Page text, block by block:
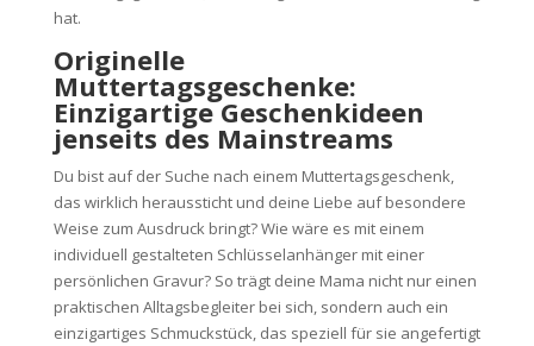
hat.
Originelle
Muttertagsgeschenke:
Einzigartige Geschenkideen
jenseits des Mainstreams
Du bist auf der Suche nach einem Muttertagsgeschenk,
das wirklich heraussticht und deine Liebe auf besondere
Weise zum Ausdruck bringt? Wie wäre es mit einem
individuell gestalteten Schlüsselanhänger mit einer
persönlichen Gravur? So trägt deine Mama nicht nur einen
praktischen Alltagsbegleiter bei sich, sondern auch ein
einzigartiges Schmuckstück, das speziell für sie angefertigt